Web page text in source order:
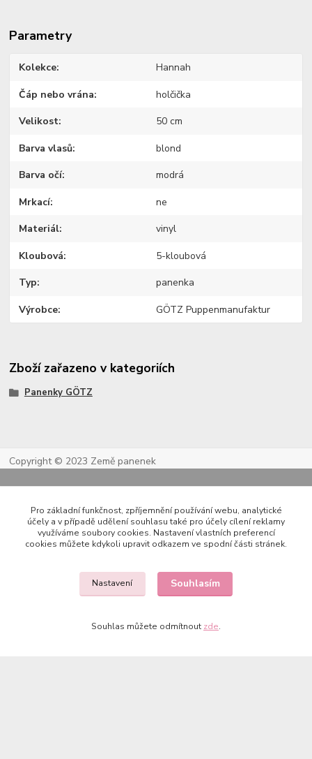
Parametry
Kolekce Hannah
Čáp nebo vrána holčička
Velikost 50 cm
Barva vlasů blond
Barva očí modrá
Mrkací ne
Materiál vinyl
Kloubová 5-kloubová
Typ panenka
Výrobce GÖTZ Puppenmanufaktur
Zboží zařazeno v kategoriích
Panenky GÖTZ
Copyright © 2023 Země panenek
Pro základní funkčnost, zpříjemnění používání webu, analytické
účely a v případě udělení souhlasu také pro účely cílení reklamy
využíváme soubory cookies. Nastavení vlastních preferencí
cookies můžete kdykoli upravit odkazem ve spodní části stránek.
Nastavení Souhlasím
Souhlas můžete odmítnout zde.